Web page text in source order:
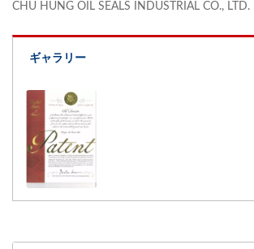
CHU HUNG OIL SEALS INDUSTRIAL CO., LTD.
ギャラリー